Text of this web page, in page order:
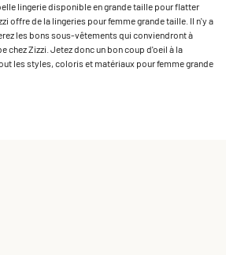
lingerie disponible en grande taille pour flatter
offre de la lingeries pour femme grande taille. Il n'y a
les bons sous-vêtements qui conviendront à
chez Zizzi. Jetez donc un bon coup d'oeil à la
les styles, coloris et matériaux pour femme grande